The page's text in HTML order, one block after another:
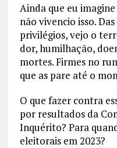
Ainda que eu
não vivencio isso.
privilégios, vejo o
dor, humilhação,
mortes. Firmes no
que as pare até o
O que fazer contra
por resultados da
Inquérito? Para
eleitorais em 2023?